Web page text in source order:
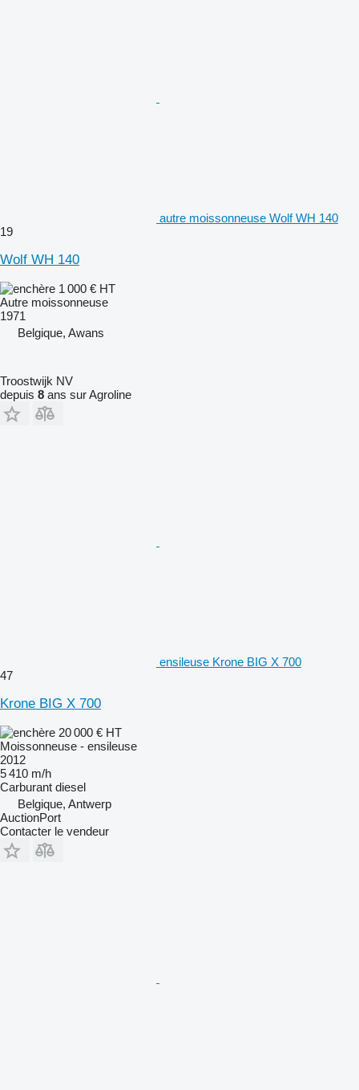
autre moissonneuse Wolf WH 140
19
Wolf WH 140
1 000 € HT
Autre moissonneuse
1971
Belgique, Awans
Troostwijk NV
depuis 8 ans sur Agroline
ensileuse Krone BIG X 700
47
Krone BIG X 700
20 000 € HT
Moissonneuse - ensileuse
2012
5 410 m/h
Carburant diesel
Belgique, Antwerp
AuctionPort
Contacter le vendeur